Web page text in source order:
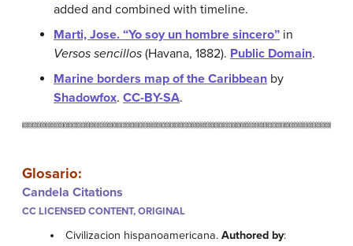
added and combined with timeline.
Marti, Jose. “Yo soy un hombre sincero” in
Versos sencillos (Havana, 1882). Public Domain.
Marine borders map of the Caribbean by
Shadowfox. CC-BY-SA.
Glosario:
Candela Citations
CC LICENSED CONTENT, ORIGINAL
Civilizacion hispanoamericana.Authored by: